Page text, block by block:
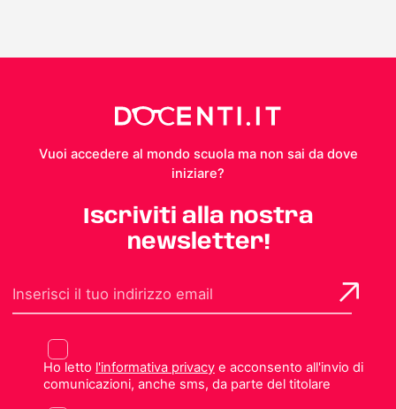
Vuoi accedere al mondo scuola ma non sai da dove
iniziare?
Iscriviti alla nostra
newsletter!
Ho letto l'informativa privacye acconsento all'invio di
comunicazioni, anche sms, da parte del titolare